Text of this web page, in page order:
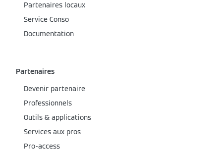
Partenaires locaux
Service Conso
Documentation
Partenaires
Devenir partenaire
Professionnels
Outils & applications
Services aux pros
Pro-access